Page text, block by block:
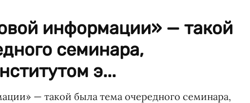
информации» — такой
семинара,
э...
— такой была тема очередного семинара,